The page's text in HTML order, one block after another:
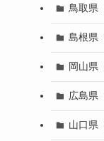
鳥取県
島根県
岡山県
広島県
山口県